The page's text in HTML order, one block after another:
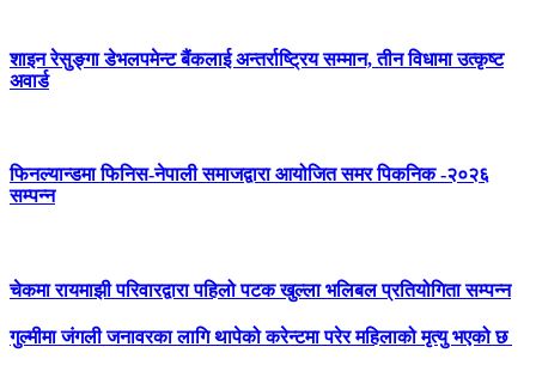
शाइन रेसुङ्गा डेभलपमेन्ट बैंकलाई अन्तर्राष्ट्रिय सम्मान, तीन विधामा उत्कृष्ट
अवार्ड
फिनल्यान्डमा फिनिस-नेपाली समाजद्वारा आयोजित समर पिकनिक -२०२६
सम्पन्न
चेकमा रायमाझी परिवारद्वारा पहिलो पटक खुल्ला भलिबल प्रतियोगिता सम्पन्न
गुल्मीमा जंगली जनावरका लागि थापेको करेन्टमा परेर महिलाको मृत्यु भएको छ